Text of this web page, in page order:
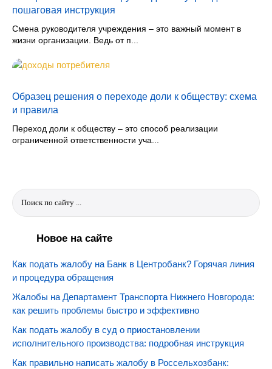
пошаговая инструкция
Смена руководителя учреждения – это важный момент в
жизни организации. Ведь от п...
Образец решения о переходе доли к обществу: схема
и правила
Переход доли к обществу – это способ реализации
ограниченной ответственности уча...
Новое на сайте
Как подать жалобу на Банк в Центробанк? Горячая линия
и процедура обращения
Жалобы на Департамент Транспорта Нижнего Новгорода:
как решить проблемы быстро и эффективно
Как подать жалобу в суд о приостановлении
исполнительного производства: подробная инструкция
Как правильно написать жалобу в Россельхозбанк: